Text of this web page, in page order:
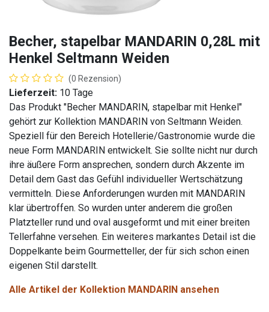
Becher, stapelbar MANDARIN 0,28L mit
Henkel Seltmann Weiden
(0 Rezension)
Lieferzeit: 10 Tage
Das Produkt "Becher MANDARIN, stapelbar mit Henkel"
gehört zur Kollektion MANDARIN von Seltmann Weiden.
Speziell für den Bereich Hotellerie/Gastronomie wurde die
neue Form MANDARIN entwickelt. Sie sollte nicht nur durch
ihre äußere Form ansprechen, sondern durch Akzente im
Detail dem Gast das Gefühl individueller Wertschätzung
vermitteln. Diese Anforderungen wurden mit MANDARIN
klar übertroffen. So wurden unter anderem die großen
Platzteller rund und oval ausgeformt und mit einer breiten
Tellerfahne versehen. Ein weiteres markantes Detail ist die
Doppelkante beim Gourmetteller, der für sich schon einen
eigenen Stil darstellt.
Alle Artikel der Kollektion MANDARIN ansehen